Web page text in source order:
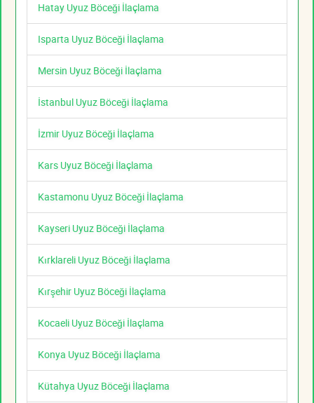
Hatay Uyuz Böceği İlaçlama
Isparta Uyuz Böceği İlaçlama
Mersin Uyuz Böceği İlaçlama
İstanbul Uyuz Böceği İlaçlama
İzmir Uyuz Böceği İlaçlama
Kars Uyuz Böceği İlaçlama
Kastamonu Uyuz Böceği İlaçlama
Kayseri Uyuz Böceği İlaçlama
Kırklareli Uyuz Böceği İlaçlama
Kırşehir Uyuz Böceği İlaçlama
Kocaeli Uyuz Böceği İlaçlama
Konya Uyuz Böceği İlaçlama
Kütahya Uyuz Böceği İlaçlama